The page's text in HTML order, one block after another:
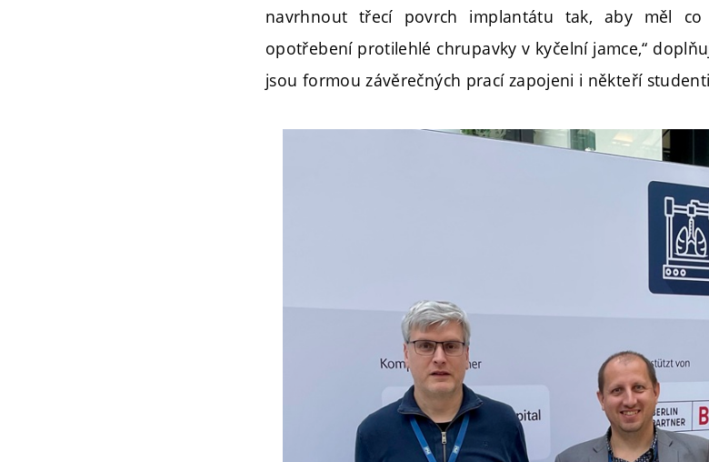
navrhnout třecí povrch implantátu tak, aby měl co
opotřebení protilehlé chrupavky v kyčelní jamce,“
jsou formou závěrečných prací zapojeni i někteří